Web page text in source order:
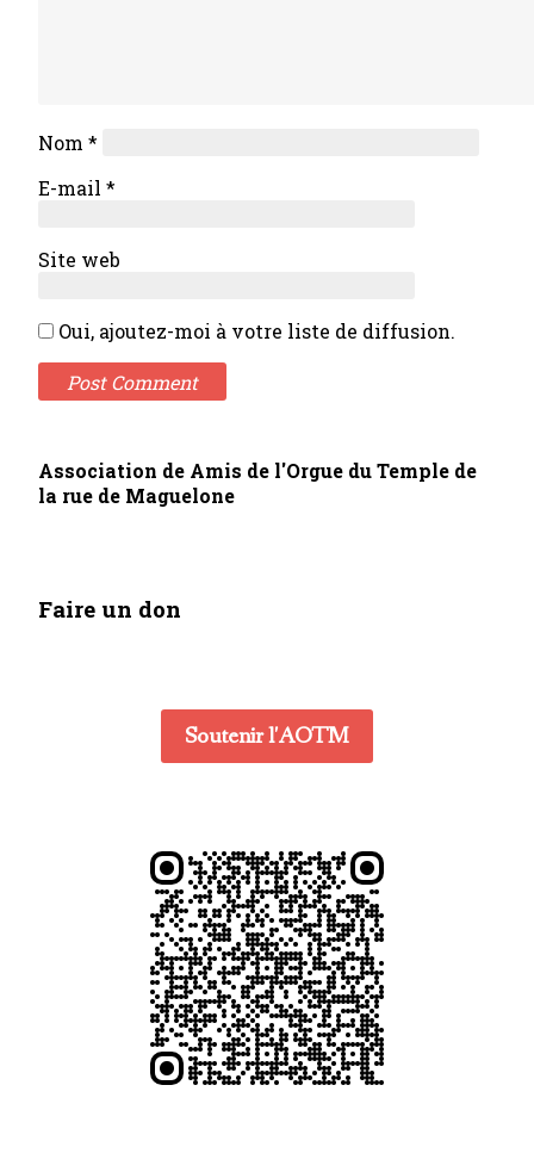
Nom *
E-mail *
Site web
Oui, ajoutez-moi à votre liste de diffusion.
Association de Amis de l'Orgue du Temple de
la rue de Maguelone
Faire un don
Soutenir l'AOTM